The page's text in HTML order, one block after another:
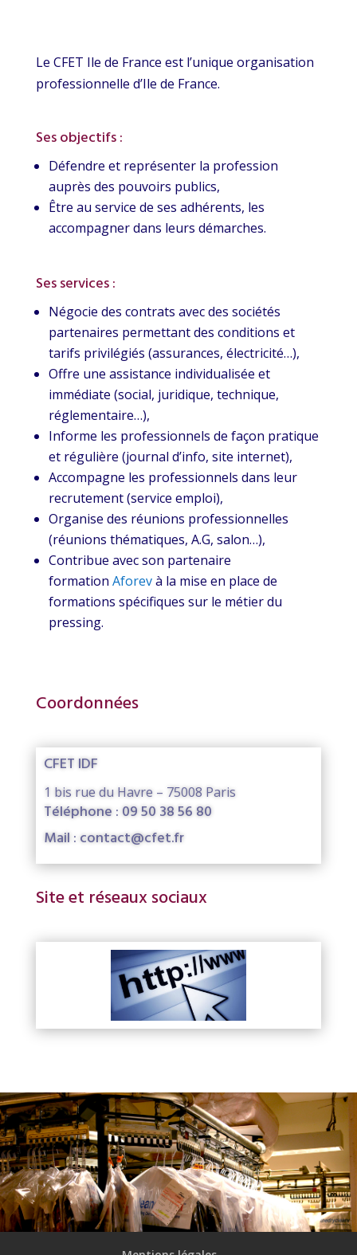
Le CFET Ile de France est l’unique organisation
professionnelle d’Ile de France.
Ses objectifs :
Défendre et représenter la profession
auprès des pouvoirs publics,
Être au service de ses adhérents, les
accompagner dans leurs démarches.
Ses services :
Négocie des contrats avec des sociétés
partenaires permettant des conditions et
tarifs privilégiés (assurances, électricité…),
Offre une assistance individualisée et
immédiate (social, juridique, technique,
réglementaire…),
Informe les professionnels de façon pratique
et régulière (journal d’info, site internet),
Accompagne les professionnels dans leur
recrutement (service emploi),
Organise des réunions professionnelles
(réunions thématiques, A.G, salon…),
Contribue avec son partenaire
formation Aforevà la mise en place de
formations spécifiques sur le métier du
pressing.
Coordonnées
CFET IDF
1 bis rue du Havre – 75008 Paris
Téléphone : 09 50 38 56 80
Mail : contact@cfet.fr
Site et réseaux sociaux